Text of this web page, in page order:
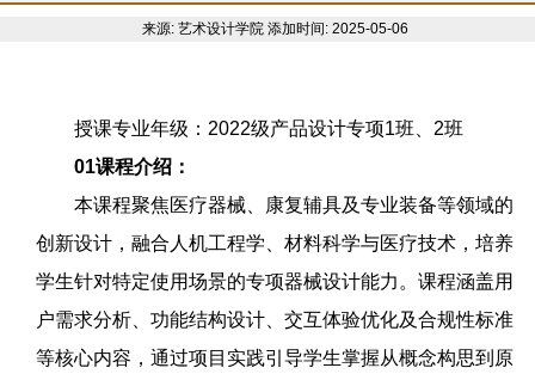
来源: 艺术设计学院 添加时间: 2025-05-06
授课专业年级：2022级产品设计专项1班、2班
01课程介绍：
本课程聚焦医疗器械、康复辅具及专业装备等领域的
创新设计，融合人机工程学、材料科学与医疗技术，培养
学生针对特定使用场景的专项器械设计能力。课程涵盖用
户需求分析、功能结构设计、交互体验优化及合规性标准
等核心内容，通过项目实践引导学生掌握从概念构思到原